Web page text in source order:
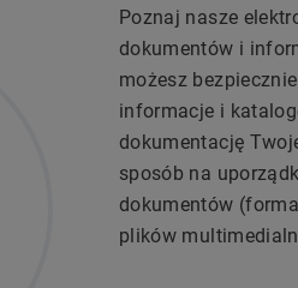
Poznaj nasze
dokumentów i
możesz
informacje i
dokumentację
sposób na
dokumentów
plików